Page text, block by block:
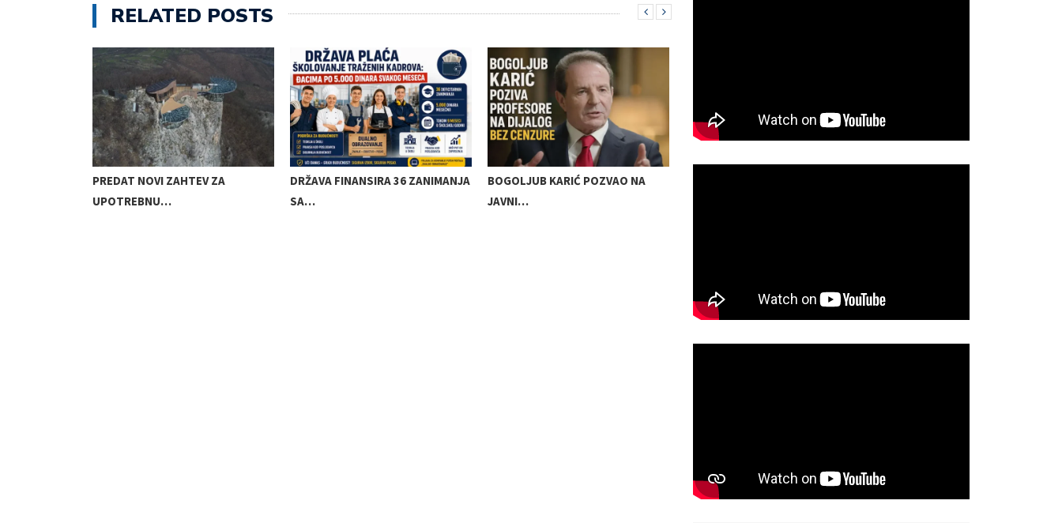
RELATED POSTS
PREDAT NOVI ZAHTEV ZA
UPOTREBNU…
DRŽAVA FINANSIRA 36 ZANIMANJA
SA…
BOGOLJUB KARIĆ POZVAO NA
JAVNI…